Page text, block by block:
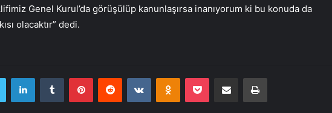
Genel Kurul’da görüşülüp kanunlaşırsa inanıyorum ki bu konuda da
olacaktır” dedi.
Twitter LinkedInTumblr PinterestReddit VKontakteOdnoklassniki
Pocket E-Posta ile paylaş Yazdır